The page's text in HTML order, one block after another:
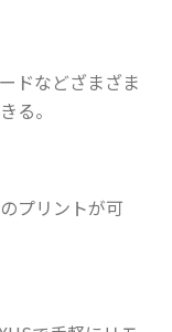
ドなどざまざま
る。
プリントが可